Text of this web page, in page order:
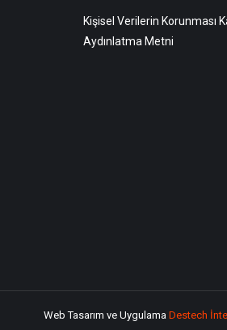
Kişisel Verilerin Korunması
Aydınlatma Metni
Web Tasarım ve Uygulama Destech